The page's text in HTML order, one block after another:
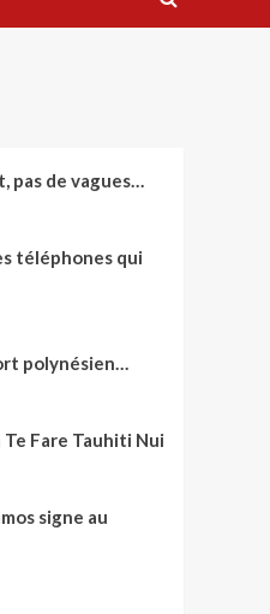
pas de vagues…
téléphones qui
polynésien…
Fare Tauhiti Nui
signe au